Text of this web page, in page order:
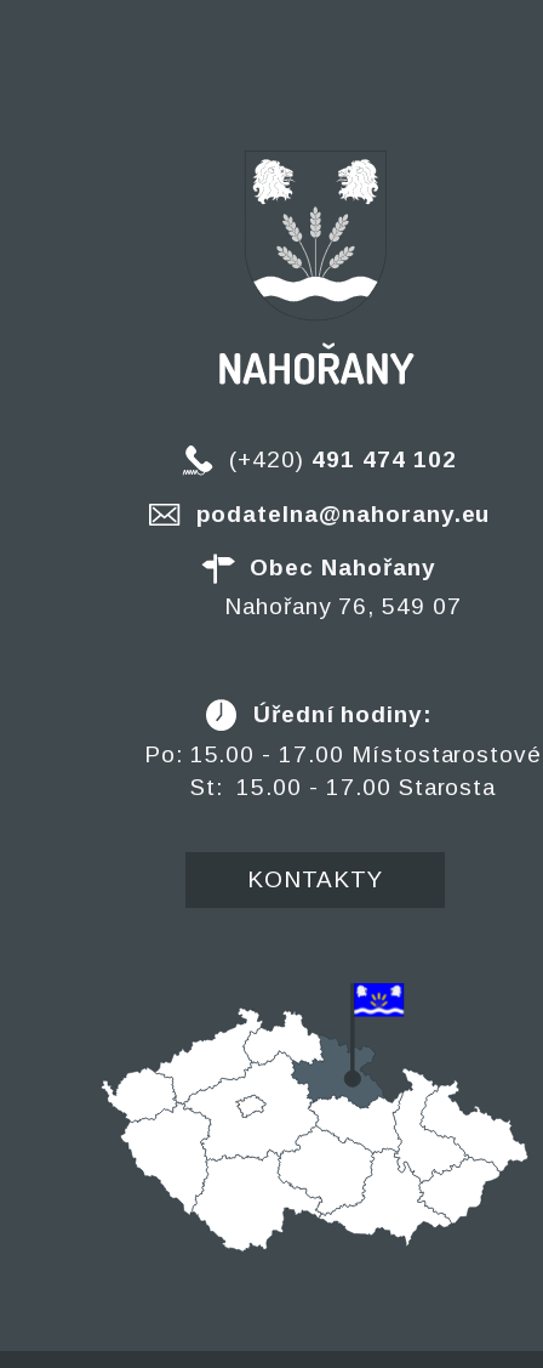
(+420) 491 474 102
podatelna@nahorany.eu
Obec Nahořany
Nahořany 76, 549 07
Úřední hodiny:
Po: 15.00 - 17.00 Místostarostové
St: 15.00 - 17.00 Starosta
KONTAKTY